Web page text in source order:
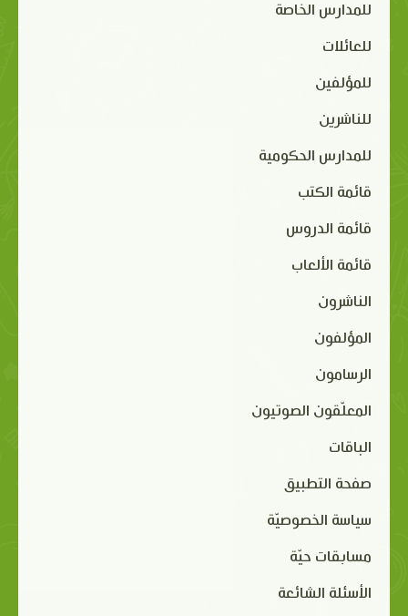
للمدارس الخاصة
للعائلات
للمؤلفين
للناشرين
للمدارس الحكومية
قائمة الكتب
قائمة الدروس
قائمة الألعاب
الناشرون
المؤلفون
الرسامون
المعلّقون الصوتيون
الباقات
صفحة التطبيق
سياسة الخصوصيّة
مسابقات حيّة
الأسئلة الشائعة